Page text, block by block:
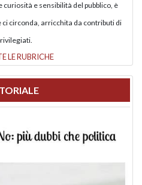
e sensibilità del pubblico, è
circonda, arricchita da contributi di
LE RUBRICHE